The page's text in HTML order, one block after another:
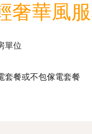
奢華風
單位
套餐或不包傢電套餐